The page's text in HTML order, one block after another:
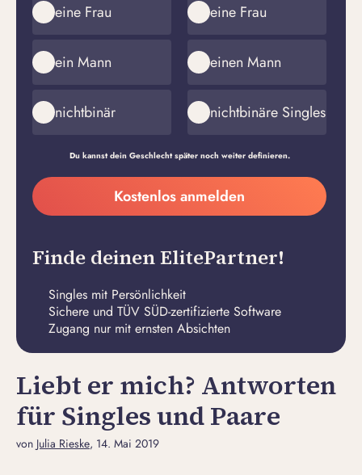
eine Frau
ein Mann
nichtbinär
eine Frau
einen Mann
nichtbinäre Singles
Du kannst dein Geschlecht später noch weiter definieren.
Meine
E-
Adresse
erstellen
Kostenlos anmelden
Finde deinen ElitePartner!
Singles mit Persönlichkeit
Sichere und TÜV SÜD-zertifizierte Software
Zugang nur mit ernsten Absichten
Liebt er mich? Antworten
für Singles und Paare
von Julia Rieske, 14. Mai 2019